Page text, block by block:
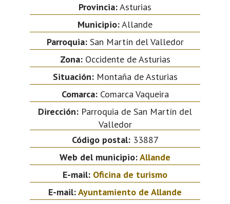
Provincia:Asturias
Municipio:Allande
Parroquia:San Martín del Valledor
Zona:Occidente de Asturias
Situación:Montaña de Asturias
Comarca:Comarca Vaqueira
Dirección: Parroquia de San Martín del
Valledor
Código postal:33887
Web del municipio:Allande
E-mail: Oficina de turismo
E-mail:Ayuntamiento de Allande